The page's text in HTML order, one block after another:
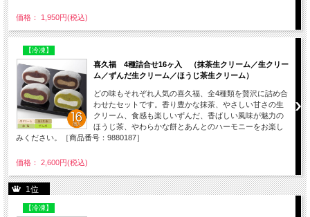
価格： 1,950円(税込)
【冷凍】
喜久福 4種詰合せ16ヶ入 （抹茶生クリーム／生クリー
ム／ずんだ生クリーム／ほうじ茶生クリーム）
どの味もそれぞれ人気の喜久福、全4種類を贅沢に詰め合
わせたセットです。香り豊かな抹茶、やさしい甘さの生
クリーム、食感も楽しいずんだ、香ばしい風味が魅力の
ほうじ茶、やわらかな餅とあんとのハーモニーをお楽し
みください。［商品番号：9880187］
価格： 2,600円(税込)
1位
【冷凍】